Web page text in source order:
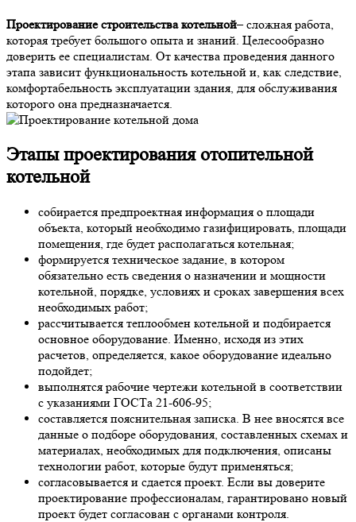
Проектирование строительства котельной– сложная работа,
которая требует большого опыта и знаний. Целесообразно
доверить ее специалистам. От качества проведения данного
этапа зависит функциональность котельной и, как следствие,
комфортабельность эксплуатации здания, для обслуживания
которого она предназначается.
Этапыпроектирования отопительной
котельной
собирается предпроектная информация о площади
объекта, который необходимо газифицировать, площади
помещения, где будет располагаться котельная;
формируется техническое задание, в котором
обязательно есть сведения о назначении и мощности
котельной, порядке, условиях и сроках завершения всех
необходимых работ;
рассчитывается теплообмен котельной и подбирается
основное оборудование. Именно, исходя из этих
расчетов, определяется, какое оборудование идеально
подойдет;
выполнятся рабочие чертежи котельной в соответствии
с указаниями ГОСТа 21-606-95;
составляется пояснительная записка. В нее вносятся все
данные о подборе оборудования, составленных схемах и
материалах, необходимых для подключения, описаны
технологии работ, которые будут применяться;
согласовывается и сдается проект. Если вы доверите
проектирование профессионалам, гарантировано новый
проект будет согласован с органами контроля.